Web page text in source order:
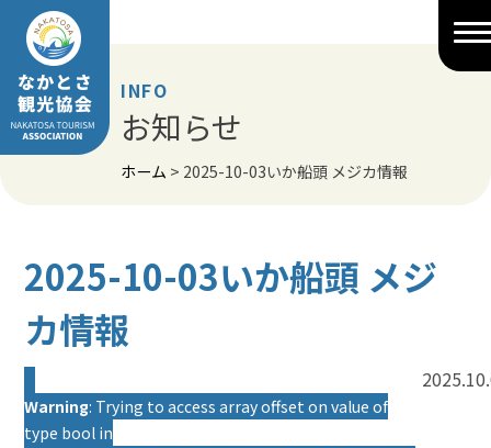
Skip
content
INFO
お知らせ
ホーム > 2025-10-03いか船頭 メジカ情報
2025-10-03いか船頭 メジ
カ情報
Warning: Trying to access array offset on value of
type bool in